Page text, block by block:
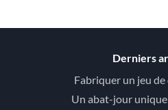
Derniers
Fabriquer un jeu
Un abat-jour